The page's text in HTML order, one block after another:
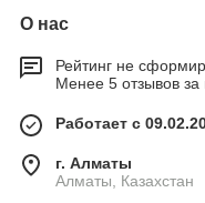
О нас
Рейтинг не
Менее 5 отзывов за
Работает с
г. Алматы
Алматы, Казахстан